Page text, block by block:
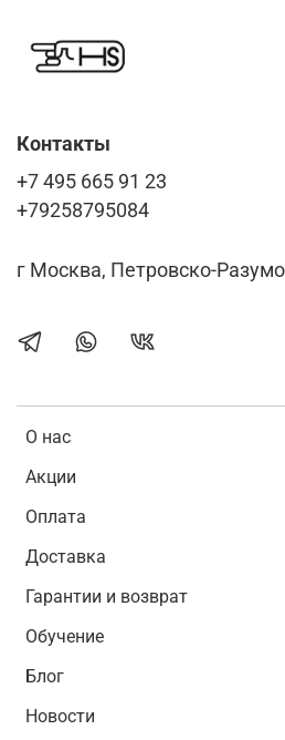
О нас
Акции
Оплата
Доставка
Гарантии и возврат
Обучение
Блог
Новости
Контакты
+7 495 665 91 23
+79258795084
г Москва, Петровско-